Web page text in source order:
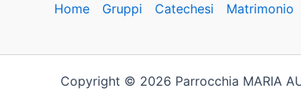
Home Gruppi Catechesi Matrimonio
Copyright © 2026 Parrocchia MARIA